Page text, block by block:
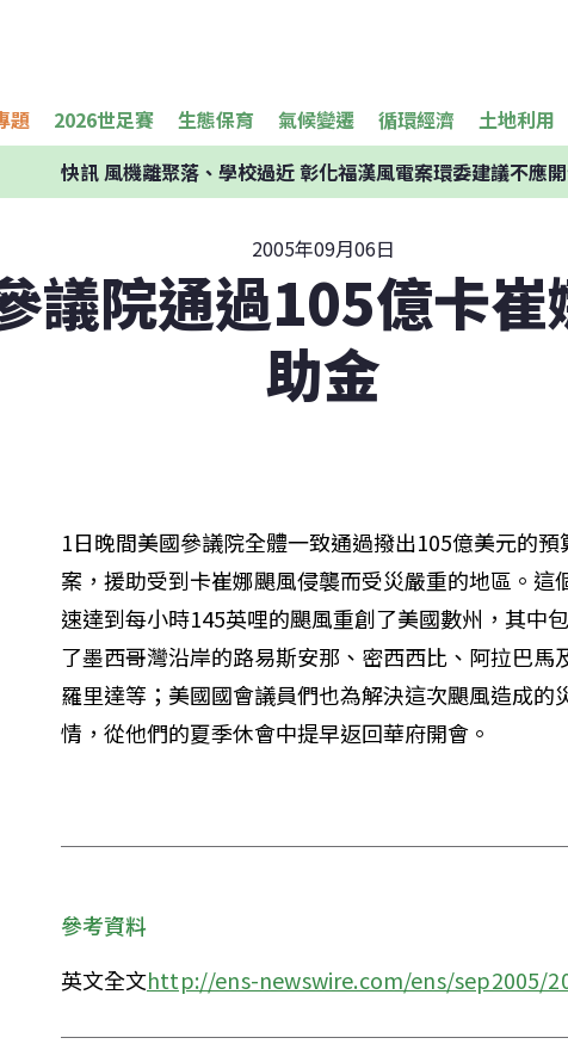
題 2026世足賽 生態保育 氣候變遷 循環經濟 土地利用
快訊風機離聚落、學校過近 彰化福漢風電案環委建議不應
2005年09月06日
議院通過105億卡崔
助金
1日晚間美國參議院全體一致通過撥出105億美元的預
案，援助受到卡崔娜颶風侵襲而受災嚴重的地區。這
速達到每小時145英哩的颶風重創了美國數州，其中
了墨西哥灣沿岸的路易斯安那、密西西比、阿拉巴馬
羅里達等；美國國會議員們也為解決這次颶風造成的
情，從他們的夏季休會中提早返回華府開會。
參考資料
英文全文http://ens-newswire.com/ens/sep2005/